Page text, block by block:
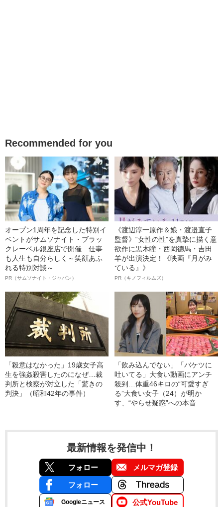
Recommended for you
オープン1周年を記念した特別イ
ベントがサムソナイト・ブラッ
クレーベル銀座店で開催 仕事
も人生も自分らしく～笑顔あふ
れる特別対談～
PR（サムソナイト・ジャパン）
《渡辺淳一原作＆娘・渡邉直子
監督》“女性の性”を真摯に描く意
欲作に黒木瞳・西岡德馬・吉田
羊が出演決定！《映画『月がみ
ている』》
PR（キノフィルムズ）
「殺意はなかった」19歳女子高
生を強姦殺害したのになぜ…裁
判所と検察が対立した「驚きの
判決」（昭和42年の事件）
「飲み込んでない」「バケツに
吐いてる」大食い動画にアンチ
殺到…体重46キロの“可愛すぎ
る”大食い女子（24）が明か
す、“やらせ疑惑”への本音
最新情報を発信中！
フォロー メルマガ登録
フォロー
Googleニュース 公式YouTube